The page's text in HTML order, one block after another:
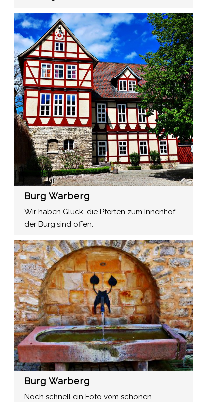
Burg Warberg
Wir haben Glück, die Pforten zum Innenhof
der Burg sind offen.
Burg Warberg
Noch schnell ein Foto vom schönen